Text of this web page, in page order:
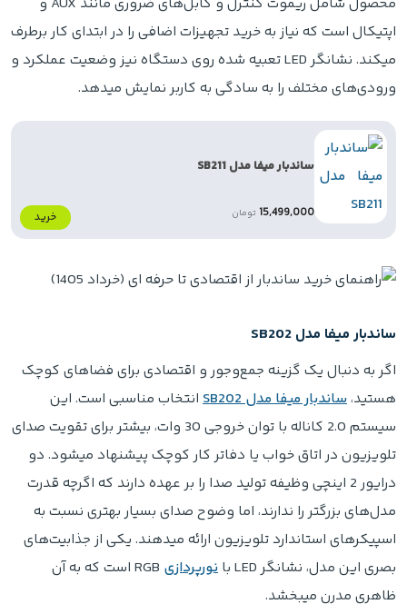
اپتیکال است که نیاز به خرید تجهیزات اضافی را در ابتدای کار برطرف
میکند. نشانگر LED تعبیه شده روی دستگاه نیز وضعیت عملکرد و
ورودی‌های مختلف را به سادگی به کاربر نمایش میدهد.
ساندبار میفا مدل SB211
15,499,000 تومان خرید
ساندبار میفا مدل SB202
اگر به دنبال یک گزینه جمع‌وجور و اقتصادی برای فضاهای کوچک
هستید،ساندبار میفا مدل SB202
انتخاب مناسبی است. این
سیستم 2.0 کاناله با توان خروجی 30 وات، بیشتر برای تقویت صدای
تلویزیون در اتاق خواب یا دفاتر کار کوچک پیشنهاد میشود. دو
درایور 2 اینچی وظیفه تولید صدا را بر عهده دارند که اگرچه قدرت
مدل‌های بزرگتر را ندارند، اما وضوح صدای بسیار بهتری نسبت به
اسپیکرهای استاندارد تلویزیون ارائه میدهند. یکی از جذابیت‌های
بصری این مدل، نشانگر LED با
نورپردازی
RGB است که به آن
ظاهری مدرن میبخشد.